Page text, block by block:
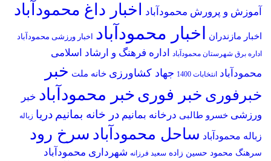
آموزش و پرورش محمودآباد اخبار داغ محمودآباد
اخبار مازندران اخبار محمودآباد اخبار ورزشی محمودآباد
اداره برق شهرستان محمودآباد
اداره فرهنگ و ارشاد اسلامی
محمودآباد انتخابات 1400 جهاد کشاورزی خانه ملت خبر
خبرفوری خبر فوری خبر محمودآباد خبر
ورزشی خسرو طالبی درخانه بمانیم در خانه بمانیم دریا زباله
زباله محمودآباد ساحل محمودآباد سرخ رود
سرهنگ محمود حسین زاده سعید فرزانه شهرداری محمودآباد